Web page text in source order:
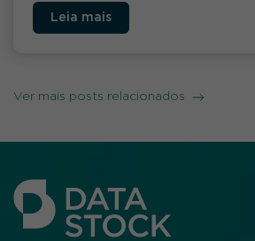
Leia mais
Ver mais posts relacionados